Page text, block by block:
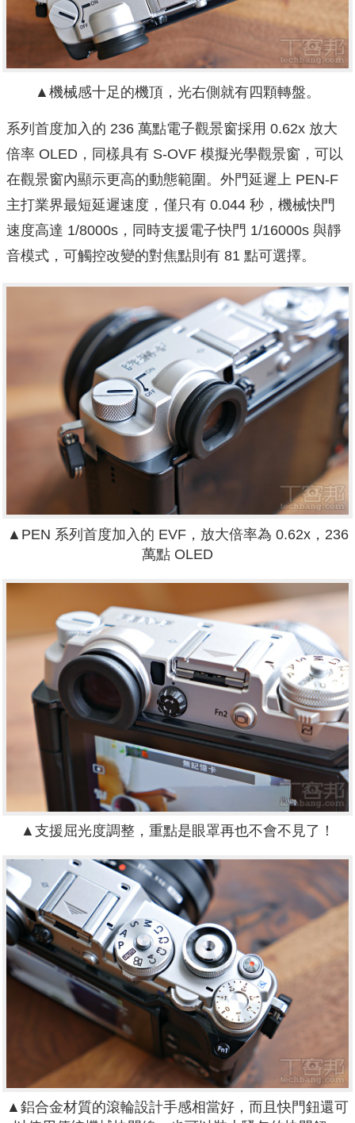
▲機械感十足的機頂，光右側就有四顆轉盤。
系列首度加入的 236 萬點電子觀景窗採用 0.62x 放大
倍率 OLED，同樣具有 S-OVF 模擬光學觀景窗，可以
在觀景窗內顯示更高的動態範圍。外門延遲上 PEN-F
主打業界最短延遲速度，僅只有 0.044 秒，機械快門
速度高達 1/8000s，同時支援電子快門 1/16000s 與靜
音模式，可觸控改變的對焦點則有 81 點可選擇。
▲PEN 系列首度加入的 EVF，放大倍率為 0.62x，236
萬點 OLED
▲ 支援屈光度調整，重點是眼罩再也不會不見了！
▲鋁合金材質的滾輪設計手感相當好，而且快門鈕還可